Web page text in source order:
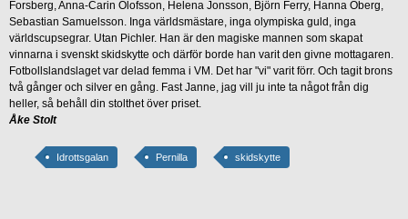
Forsberg, Anna-Carin Olofsson, Helena Jonsson, Björn Ferry, Hanna Öberg,
Sebastian Samuelsson. Inga världsmästare, inga olympiska guld, inga
världscupsegrar. Utan Pichler. Han är den magiske mannen som skapat
vinnarna i svenskt skidskytte och därför borde han varit den givne mottagaren.
Fotbollslandslaget var delad femma i VM. Det har "vi" varit förr. Och tagit brons
två gånger och silver en gång. Fast Janne, jag vill ju inte ta något från dig
heller, så behåll din stolthet över priset.
Åke Stolt
Idrottsgalan Pernilla skidskytte